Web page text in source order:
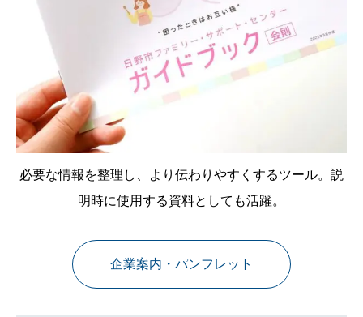
必要な情報を整理し、より伝わりやすくするツール。説
明時に使用する資料としても活躍。
企業案内・パンフレット